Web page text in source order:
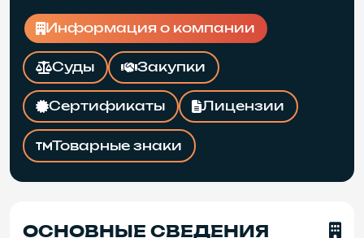
Информация о компании
Суды Закупки
Сертификаты Лицензии
Товарные знаки
ОСНОВНЫЕ СВЕДЕНИЯ